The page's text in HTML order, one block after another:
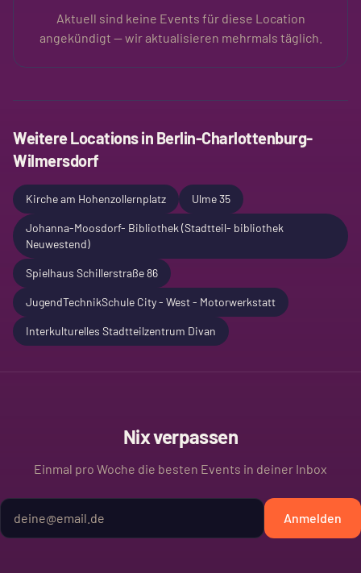
Aktuell sind keine Events für diese Location
angekündigt — wir aktualisieren mehrmals täglich.
Weitere Locations in Berlin-Charlottenburg-
Wilmersdorf
Kirche am Hohenzollernplatz Ulme 35
Johanna-Moosdorf- Bibliothek (Stadtteil- bibliothek
Neuwestend)
Spielhaus Schillerstraße 86
JugendTechnikSchule City - West - Motorwerkstatt
Interkulturelles Stadtteilzentrum Divan
Nix verpassen
Einmal pro Woche die besten Events in deiner Inbox
Anmelden